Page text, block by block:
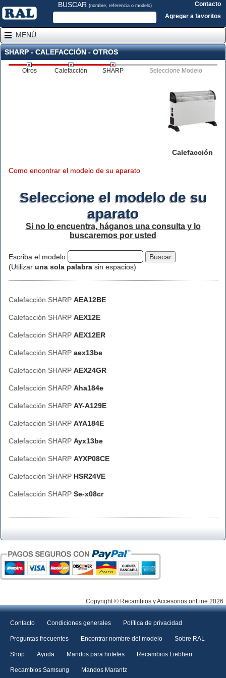
BUSCAR (nombre, referencia o modelo)
Contacto
Agregar a favoritos
MENÚ
SHARP - CALEFACCIÓN - OTROS
Otros Calefacción SHARP Seleccione Modelo
Calefacción
Como encontrar el modelo de su aparato
Seleccione el modelo de su
aparato
Si no lo encuentra, háganos una consulta y lo
buscaremos por usted
Escriba el modelo
(Utilizar una sola palabra sin espacios)
Calefacción SHARP AEA12BE
Calefacción SHARP AEX12E
Calefacción SHARP AEX12ER
Calefacción SHARP aex13be
Calefacción SHARP AEX24GR
Calefacción SHARP Aha184e
Calefacción SHARP AY-A129E
Calefacción SHARP AYA184E
Calefacción SHARP Ayx13be
Calefacción SHARP AYXP08CE
Calefacción SHARP HSR24VE
Calefacción SHARP Se-x08cr
Copyright © Recambios y Accesorios onLine 2026
Contacto Condiciones generales Política de privacidad
Preguntas frecuentes Encontrar nombre del modelo Sobre RAL
Shop Ayuda Mandos para hoteles Recambios Liebherr
Recambios Samsung Mandos Marantz